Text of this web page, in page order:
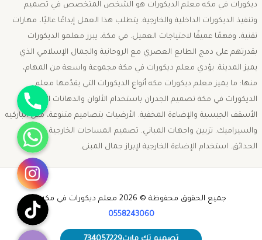
ديكورات في مكه معلم الديكورات هو الشخص المتخصص في تصميم
وتنفيذ الديكورات الداخلية والخارجية. يتطلب هذا العمل إبداعًا عاليًا، مهارات
تقنية، وفهمًا عميقًا لاحتياجات العميل. في مكة، يبرز معلمو الديكورات
بقدرتهم على دمج الطابع العصري مع الروحانية والجمال الإسلامي الذي
يميز المدينة. يؤدي معلم ديكورات في مكة مجموعة واسعة من المهام،
منها: ما يميز معلم ديكورات مكه أنواع الديكورات التي يقدّمها معلم
الديكورات في مكة تصميم الجدران باستخدام الألوان والدهانات الحديثة.
الأسقف الجبسية والإضاءة المخفية. الأرضيات بتصاميم متنوعة، مثل الباركيه
والسيراميك. تزيين واجهات المباني. تصميم المساحات الخارجية مثل
الحدائق. استخدام الإضاءة الخارجية لإبراز جمال المبنى.
جميع الحقوق محفوظة © 2026 معلم ديكورات في مكه -
0558243060
جوال
واتساب
انستقرام
تيك توك